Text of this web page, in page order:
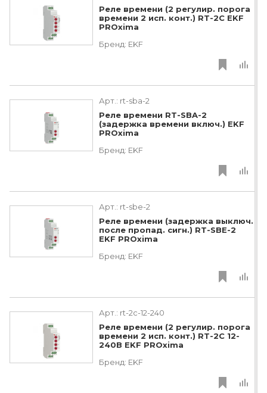
Реле времени (2 регулир. порога
времени 2 исп. конт.) RT-2C EKF
PROxima
Бренд: EKF
Арт.: rt-sba-2
Реле времени RT-SBA-2
(задержка времени включ.) EKF
PROxima
Бренд: EKF
Арт.: rt-sbe-2
Реле времени (задержка выключ.
после пропад. сигн.) RT-SBE-2
EKF PROxima
Бренд: EKF
Арт.: rt-2c-12-240
Реле времени (2 регулир. порога
времени 2 исп. конт.) RT-2C 12-
240В EKF PROxima
Бренд: EKF